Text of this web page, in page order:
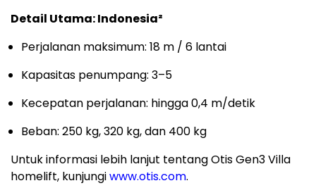
Detail Utama: Indonesia²
Perjalanan maksimum: 18 m / 6 lantai
Kapasitas penumpang: 3–5
Kecepatan perjalanan: hingga 0,4 m/detik
Beban: 250 kg, 320 kg, dan 400 kg
Untuk informasi lebih lanjut tentang Otis Gen3 Villa
homelift, kunjungiwww.otis.com.